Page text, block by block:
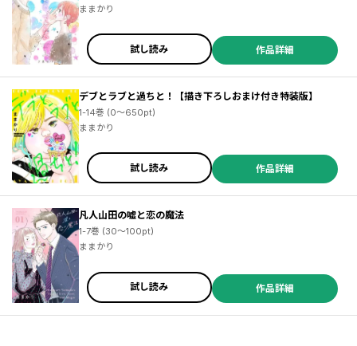
ままかり
試し読み 作品詳細
デブとラブと過ちと！【描き下ろしおまけ付き特装版】
1-14巻 (0～650pt)
ままかり
試し読み 作品詳細
凡人山田の嘘と恋の魔法
1-7巻 (30～100pt)
ままかり
試し読み 作品詳細